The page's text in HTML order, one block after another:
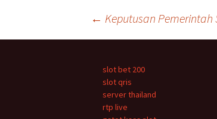
Navigasi
← Keputusan Pemerintah
slot bet 200
slot qris
server thailand
rtp live